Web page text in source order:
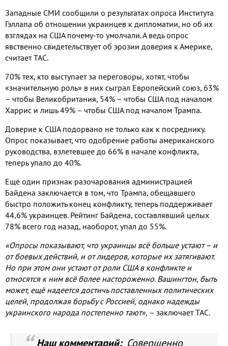
Западные СМИ сообщили о результатах опроса Института
Гэллапа об отношении украинцев к дипломатии, но об их
взглядах на США почему-то умолчали. А ведь опрос
явственно свидетельствует об эрозии доверия к Америке,
считаетTAC.
70% тех, кто выступает за переговоры, хотят, чтобы
«значительную роль» в них сыграл Европейский союз, 63%
– чтобы Великобритания, 54% – чтобы США под началом
Харрис и лишь 49% – чтобы США под началом Трампа.
Доверие к США подорвано не только как к посреднику.
Опрос показывает, что одобрение работы американского
руководства, взлетевшее до 66% в начале конфликта,
теперь упало до 40%.
Ещё один признак разочарования администрацией
Байдена заключается в том, что Трампа, обещавшего
быстро положить конец конфликту, теперь поддерживает
44,6% украинцев. Рейтинг Байдена, составлявший целых
78% всего год назад, наоборот, упал до 55%.
«Опросы показывают, что украинцы всё больше устают – и
от боевых действий, и от лидеров, которые их затягивают.
Но при этом они устают от роли США в конфликте и
относятся к ним всё более настороженно. Вашингтон, быть
может, ещё надеется достичь поставленных политических
целей, продолжая борьбу с Россией, однако надежды
украинского народа постепенно тают», – заключает TAC.
Наш комментарий:Совершенно